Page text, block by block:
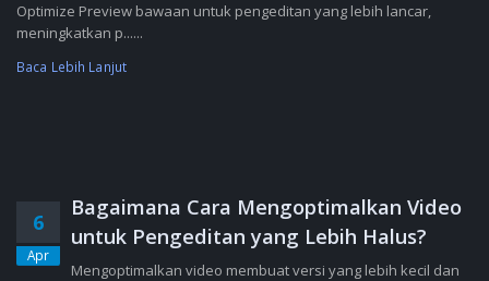
Optimize Preview bawaan untuk pengeditan yang lebih lancar,
meningkatkan p......
Baca Lebih Lanjut
6
Apr
Bagaimana Cara Mengoptimalkan Video
untuk Pengeditan yang Lebih Halus?
Mengoptimalkan video membuat versi yang lebih kecil dan